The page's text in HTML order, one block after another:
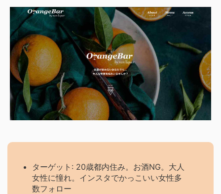
ターゲット: 20歳都内住み。お酒NG。大人
女性に憧れ。インスタでかっこいい女性多
数フォロー